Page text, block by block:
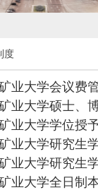
度
业大学会议费
业大学硕士、
》
业大学学位授
业大学研究生
作规...
业大学研究生
审办...
业大学全日制